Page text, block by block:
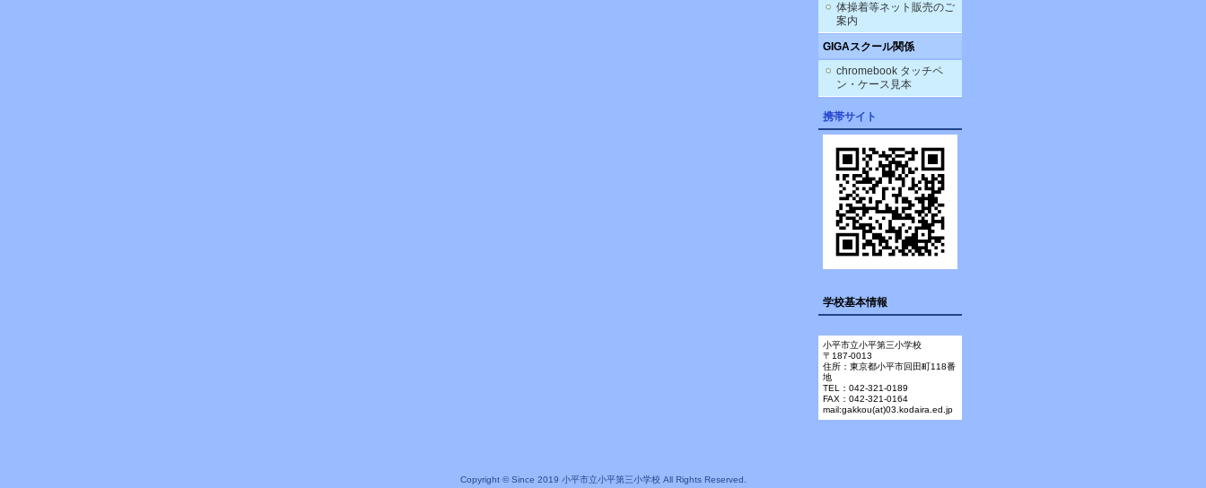
体操着等ネット販売のご
案内
GIGAスクール関係
chromebook タッチペ
ン・ケース見本
携帯サイト
学校基本情報
小平市立小平第三小学校
〒187-0013
住所：東京都小平市回田町118番
地
TEL：042-321-0189
FAX：042-321-0164
mail:gakkou(at)03.kodaira.ed.jp
Copyright © Since 2019 小平市立小平第三小学校 All Rights Reserved.